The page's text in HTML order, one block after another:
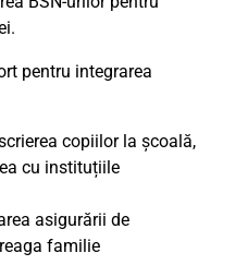
pentru integrarea
copiilor la școală,
cu instituțiile
asigurării de
familie